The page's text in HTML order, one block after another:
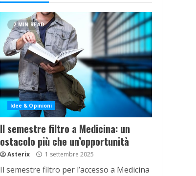
2 MIN READ
Idee & Opinioni
Il semestre filtro a Medicina: un
ostacolo più che un’opportunità
Asterix 1 settembre 2025
Il semestre filtro per l’accesso a Medicina